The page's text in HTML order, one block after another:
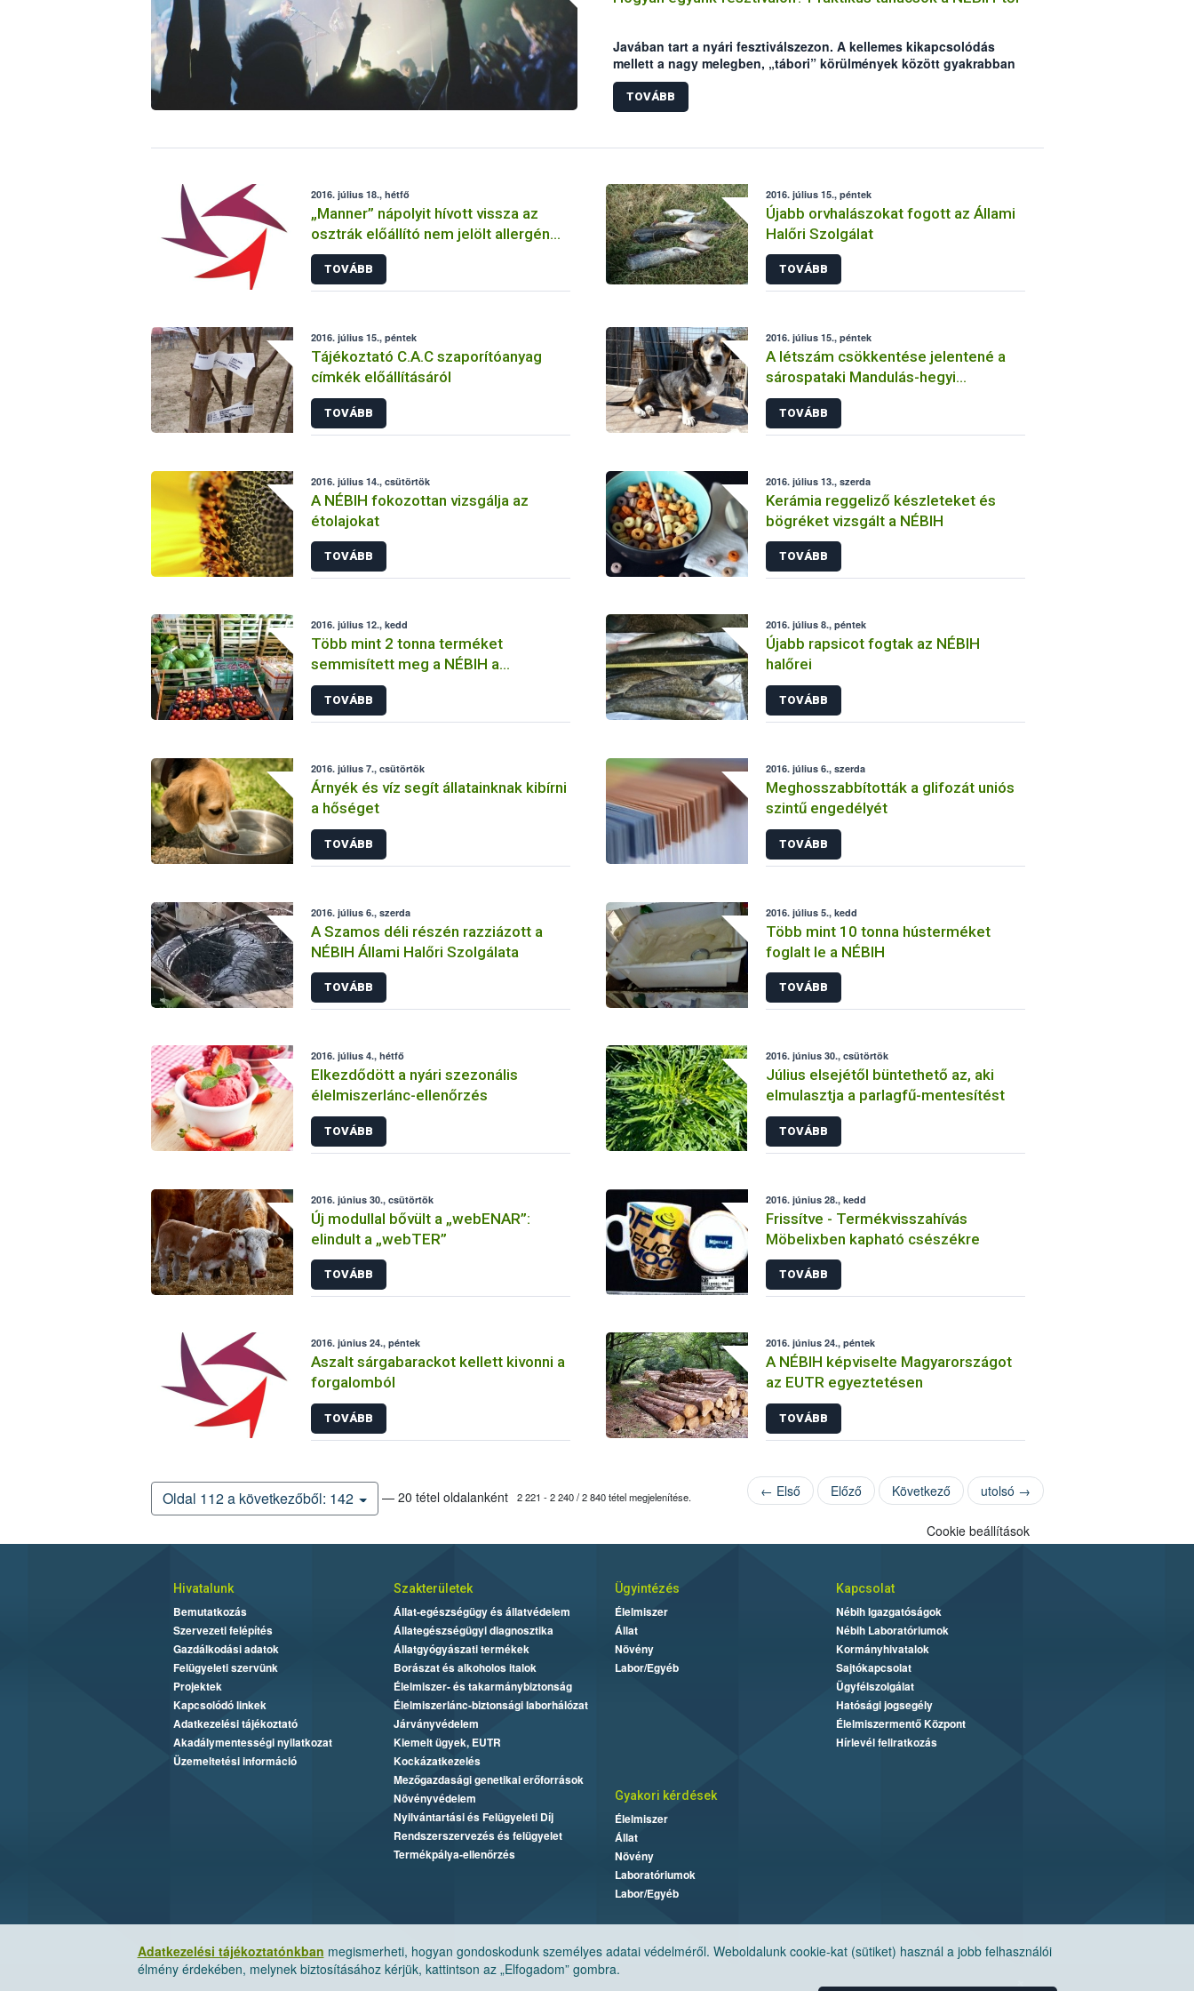
Javában tart a nyári fesztiválszezon. A kellemes kikapcsolódás
mellett a nagy melegben, „tábori” körülmények között gyakrabban
előfordulhatnak élelmiszer eredetű megbetegedések, amik
elronthatják a fesztiválhangulatot. A Nemzeti Élelmiszerlánc-
biztonsági Hivatal (NÉBIH) néhány tanáccsal segíteni szeretne,
TOVÁBB
2016. július 18., hétfő
„Manner” nápolyit hívott vissza az
osztrák előállító nem jelölt allergén
(szezámmag) miatt
TOVÁBB
2016. július 15., péntek
Újabb orvhalászokat fogott az Állami
Halőri Szolgálat
TOVÁBB
2016. július 15., péntek
Tájékoztató C.A.C szaporítóanyag
címkék előállításáról
TOVÁBB
2016. július 15., péntek
A létszám csökkentése jelentené a
sárospataki Mandulás-hegyi
Kutyaotthon számára a legnagyobb
segítséget
TOVÁBB
2016. július 14., csütörtök
A NÉBIH fokozottan vizsgálja az
étolajokat
TOVÁBB
2016. július 13., szerda
Kerámia reggeliző készleteket és
bögréket vizsgált a NÉBIH
TOVÁBB
2016. július 12., kedd
Több mint 2 tonna terméket
semmisített meg a NÉBIH a
budapesti nagybanin
TOVÁBB
2016. július 8., péntek
Újabb rapsicot fogtak az NÉBIH
halőrei
TOVÁBB
2016. július 7., csütörtök
Árnyék és víz segít állatainknak kibírni
a hőséget
TOVÁBB
2016. július 6., szerda
Meghosszabbították a glifozát uniós
szintű engedélyét
TOVÁBB
2016. július 6., szerda
A Szamos déli részén razziázott a
NÉBIH Állami Halőri Szolgálata
TOVÁBB
2016. július 5., kedd
Több mint 10 tonna hústerméket
foglalt le a NÉBIH
TOVÁBB
2016. július 4., hétfő
Elkezdődött a nyári szezonális
élelmiszerlánc-ellenőrzés
TOVÁBB
2016. június 30., csütörtök
Július elsejétől büntethető az, aki
elmulasztja a parlagfű-mentesítést
TOVÁBB
2016. június 30., csütörtök
Új modullal bővült a „webENAR”:
elindult a „webTER”
TOVÁBB
2016. június 28., kedd
Frissítve - Termékvisszahívás
Möbelixben kapható csészékre
TOVÁBB
2016. június 24., péntek
Aszalt sárgabarackot kellett kivonni a
forgalomból
TOVÁBB
2016. június 24., péntek
A NÉBIH képviselte Magyarországot
az EUTR egyeztetésen
TOVÁBB
Oldal 112 a következőből: 142 — 20 tétel oldalanként 2 221 - 2 240 / 2 840 tétel megjelenítése. ← Első Előző Következő utolsó →
Adatkezelési tájékoztatónkban megismerheti, hogyan gondoskodunk személyes adatai védelméről. Weboldalunk cookie-kat (sütiket) használ a jobb felhasználói
élmény érdekében, melynek biztosításához kérjük, kattintson az „Elfogadom” gombra.
Cookie beállítások
Hivatalunk
Bemutatkozás
Szervezeti felépítés
Gazdálkodási adatok
Felügyeleti szervünk
Projektek
Kapcsolódó linkek
Adatkezelési tájékoztató
Akadálymentességi nyilatkozat
Üzemeltetési információ
Szakterületek
Állat-egészségügy és állatvédelem
Állategészségügyi diagnosztika
Állatgyógyászati termékek
Borászat és alkoholos italok
Élelmiszer- és takarmánybiztonság
Élelmiszerlánc-biztonsági laborhálózat
Járványvédelem
Kiemelt ügyek, EUTR
Kockázatkezelés
Mezőgazdasági genetikai erőforrások
Növényvédelem
Nyilvántartási és Felügyeleti Díj
Rendszerszervezés és felügyelet
Termékpálya-ellenőrzés
Ügyintézés
Élelmiszer
Állat
Növény
Labor/Egyéb
Kapcsolat
Nébih Igazgatóságok
Nébih Laboratóriumok
Kormányhivatalok
Sajtókapcsolat
Ügyfélszolgálat
Hatósági jogsegély
Élelmiszermentő Központ
Hírlevél feliratkozás
Gyakori kérdések
Élelmiszer
Állat
Növény
Laboratóriumok
Labor/Egyéb